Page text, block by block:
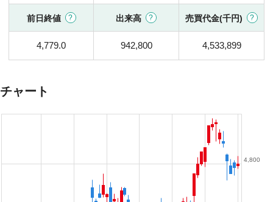
前日終値 出来高 売買代金(千円)
4,779.0 942,800 4,533,899
チャート
4,800